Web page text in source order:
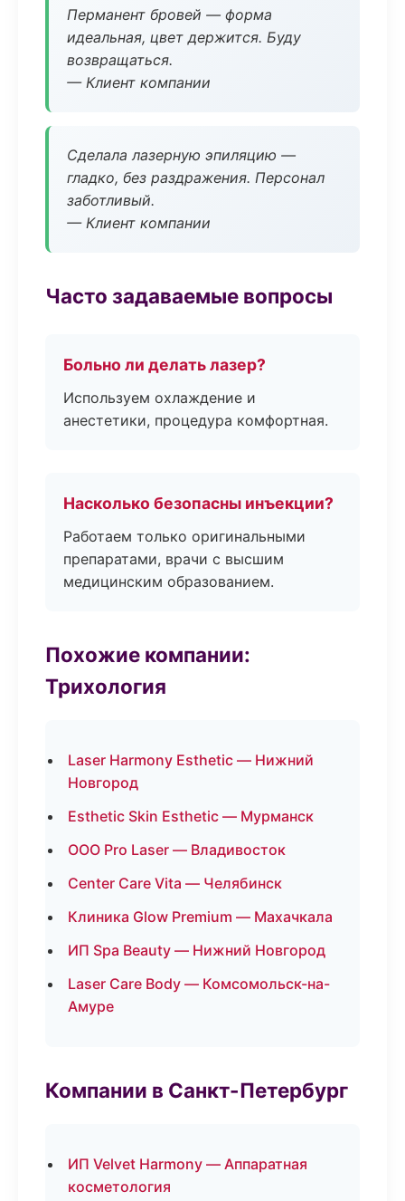
Перманент бровей — форма
идеальная, цвет держится. Буду
возвращаться.
— Клиент компании
Сделала лазерную эпиляцию —
гладко, без раздражения. Персонал
заботливый.
— Клиент компании
Часто задаваемые вопросы
Больно ли делать лазер?
Используем охлаждение и
анестетики, процедура комфортная.
Насколько безопасны инъекции?
Работаем только оригинальными
препаратами, врачи с высшим
медицинским образованием.
Похожие компании:
Трихология
Laser Harmony Esthetic — Нижний
Новгород
Esthetic Skin Esthetic — Мурманск
ООО Pro Laser — Владивосток
Center Care Vita — Челябинск
Клиника Glow Premium — Махачкала
ИП Spa Beauty — Нижний Новгород
Laser Care Body — Комсомольск-на-
Амуре
Компании в Санкт-Петербург
ИП Velvet Harmony — Аппаратная
косметология